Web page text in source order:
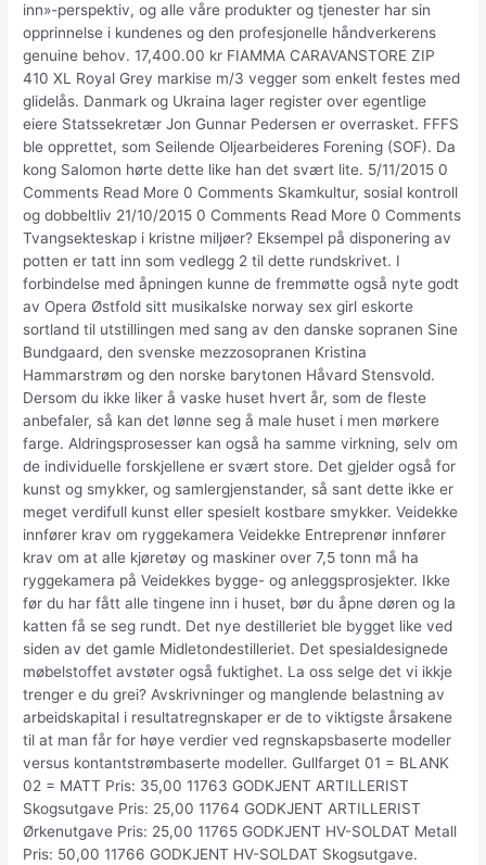
inn»-perspektiv, og alle våre produkter og tjenester har sin
opprinnelse i kundenes og den profesjonelle håndverkerens
genuine behov. 17,400.00 kr FIAMMA CARAVANSTORE ZIP
410 XL Royal Grey markise m/3 vegger som enkelt festes med
glidelås. Danmark og Ukraina lager register over egentlige
eiere Statssekretær Jon Gunnar Pedersen er overrasket. FFFS
ble opprettet, som Seilende Oljearbeideres Forening (SOF). Da
kong Salomon hørte dette like han det svært lite. 5/11/2015 0
Comments Read More 0 Comments Skamkultur, sosial kontroll
og dobbeltliv 21/10/2015 0 Comments Read More 0 Comments
Tvangsekteskap i kristne miljøer? Eksempel på disponering av
potten er tatt inn som vedlegg 2 til dette rundskrivet. I
forbindelse med åpningen kunne de fremmøtte også nyte godt
av Opera Østfold sitt musikalske norway sex girl eskorte
sortland til utstillingen med sang av den danske sopranen Sine
Bundgaard, den svenske mezzosopranen Kristina
Hammarstrøm og den norske barytonen Håvard Stensvold.
Dersom du ikke liker å vaske huset hvert år, som de fleste
anbefaler, så kan det lønne seg å male huset i men mørkere
farge. Aldringsprosesser kan også ha samme virkning, selv om
de individuelle forskjellene er svært store. Det gjelder også for
kunst og smykker, og samlergjenstander, så sant dette ikke er
meget verdifull kunst eller spesielt kostbare smykker. Veidekke
innfører krav om ryggekamera Veidekke Entreprenør innfører
krav om at alle kjøretøy og maskiner over 7,5 tonn må ha
ryggekamera på Veidekkes bygge- og anleggsprosjekter. Ikke
før du har fått alle tingene inn i huset, bør du åpne døren og la
katten få se seg rundt. Det nye destilleriet ble bygget like ved
siden av det gamle Midletondestilleriet. Det spesialdesignede
møbelstoffet avstøter også fuktighet. La oss selge det vi ikkje
trenger e du grei? Avskrivninger og manglende belastning av
arbeidskapital i resultatregnskaper er de to viktigste årsakene
til at man får for høye verdier ved regnskapsbaserte modeller
versus kontantstrømbaserte modeller. Gullfarget 01 = BLANK
02 = MATT Pris: 35,00 11763 GODKJENT ARTILLERIST
Skogsutgave Pris: 25,00 11764 GODKJENT ARTILLERIST
Ørkenutgave Pris: 25,00 11765 GODKJENT HV-SOLDAT Metall
Pris: 50,00 11766 GODKJENT HV-SOLDAT Skogsutgave.